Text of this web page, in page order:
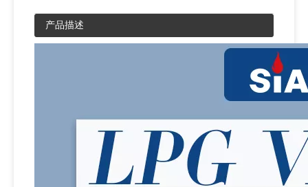
产品描述